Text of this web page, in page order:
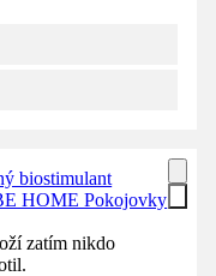
biostimulant
HOME Pokojovky
zatím nikdo